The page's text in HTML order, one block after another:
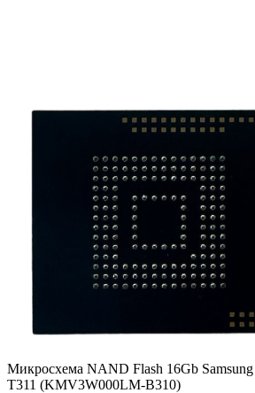
Микросхема NAND Flash 16Gb
T311 (KMV3W000LM-B310)